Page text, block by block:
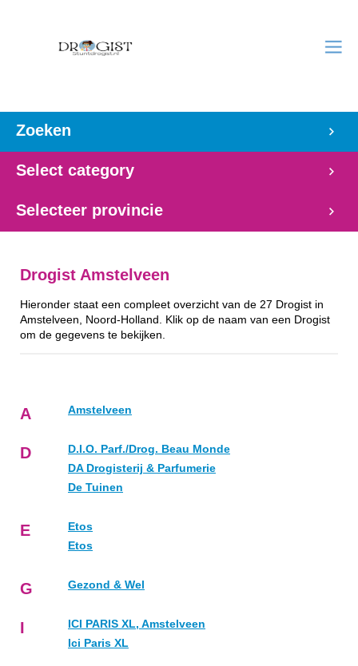
Zoeken
Select category
Selecteer provincie
Drogist Amstelveen
Hieronder staat een compleet overzicht van de 27 Drogist in
Amstelveen, Noord-Holland. Klik op de naam van een Drogist
om de gegevens te bekijken.
A Amstelveen
D
D.I.O. Parf./Drog. Beau Monde
DA Drogisterij & Parfumerie
De Tuinen
E
Etos
Etos
G Gezond & Wel
I
ICI PARIS XL, Amstelveen
Ici Paris XL